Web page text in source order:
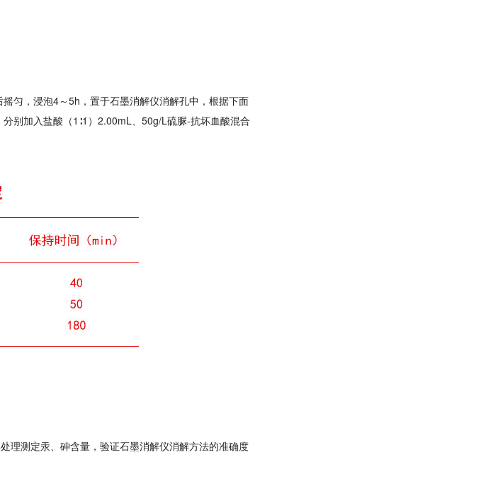
匀，浸泡4～5h，置于石墨消解仪消解孔中，根据下面
别加入盐酸（1∶1）2.00mL、50g/L硫脲-抗坏血酸混合
理测定汞、砷含量，验证石墨消解仪消解方法的准确度